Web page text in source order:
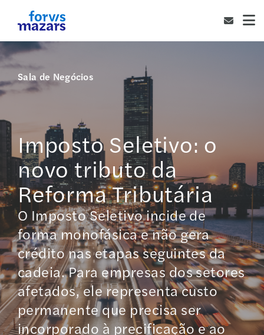
Sala de Negócios
Imposto Seletivo: o
novo tributo da
Reforma Tributária
O Imposto Seletivo incide de
forma monofásica e não gera
crédito nas etapas seguintes da
cadeia. Para empresas dos setores
afetados, ele representa custo
permanente que precisa ser
incorporado à precificação e ao